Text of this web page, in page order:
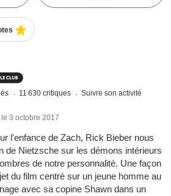
11 630 critiques Suivre son activité
3 octobre 2017
l'enfance de Zach, Rick Bieber nous
de Nietzsche sur les démons intérieurs
de notre personnalité. Une façon
du film centré sur un jeune homme au
avec sa copine Shawn dans un